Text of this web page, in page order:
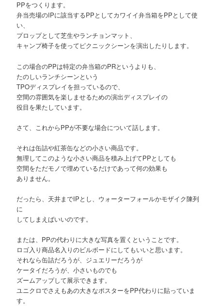
PPをつくります。
弁当売場のIPに該当するPPとしてカワイイ弁当箱をPPとして使
い、
プロップとして芝生やランチョンマット、
キャンプ椅子を使ってピクニックシーンを演出したりします。
この場合のPPは特定の弁当箱のPRというよりも、
たのしいランチシーンという
TPOディスプレイを担っているので、
空間の雰囲気を楽しませるための演出ディスプレイの
役目を果たしています。
さて、これからPPが不要な場合について話します。
それは缶詰や紅茶缶などの小さい商品です。
無理してこのような小さい商品を積み上げてPPとしても
空間をただモノで埋めているだけであって何の効果も
ありません。
だったら、天井までIPとし、ウォーターフォールかモザイク陳列
に
してしまえばいいのです。
または、PPの代わりに大きな写真を置くということです。
ロゴ入り商品名入りのビルボードにしてもいいと思います。
それなら缶詰だろうが、ジュエリーだろうが
ケータイだろうが、小さいものでも
ズームアップして展示できます。
ユニクロでさえもあの大きなポスターをPP代わりに貼っていま
す。